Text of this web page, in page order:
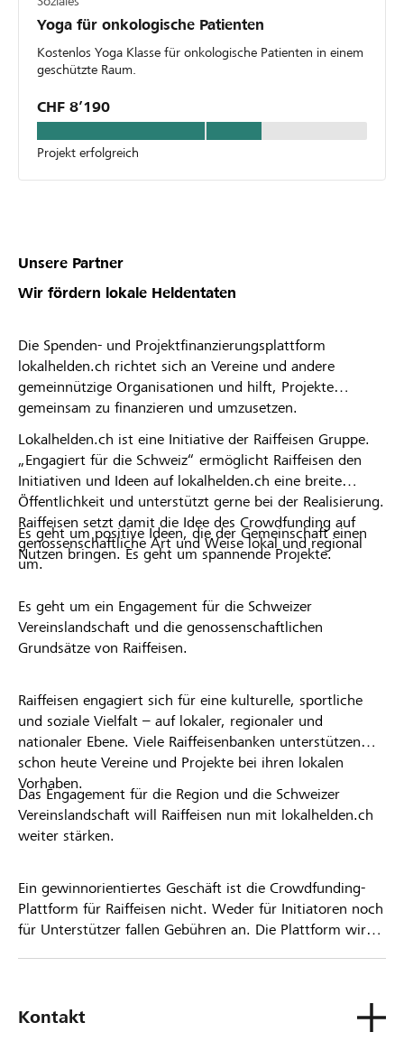
Yoga für onkologische Patienten
Kostenlos Yoga Klasse für onkologische Patienten in einem
geschützte Raum.
CHF 8’190
Projekt erfolgreich
Unsere Partner
Wir fördern lokale Heldentaten
Die Spenden- und Projektfinanzierungsplattform
lokalhelden.ch richtet sich an Vereine und andere
gemeinnützige Organisationen und hilft, Projekte
gemeinsam zu finanzieren und umzusetzen.
Lokalhelden.ch ist eine Initiative der Raiffeisen Gruppe.
„Engagiert für die Schweiz“ ermöglicht Raiffeisen den
Initiativen und Ideen auf lokalhelden.ch eine breite
Öffentlichkeit und unterstützt gerne bei der Realisierung.
Raiffeisen setzt damit die Idee des Crowdfunding auf
genossenschaftliche Art und Weise lokal und regional
um.
Es geht um positive Ideen, die der Gemeinschaft einen
Nutzen bringen. Es geht um spannende Projekte.
Es geht um ein Engagement für die Schweizer
Vereinslandschaft und die genossenschaftlichen
Grundsätze von Raiffeisen.
Raiffeisen engagiert sich für eine kulturelle, sportliche
und soziale Vielfalt – auf lokaler, regionaler und
nationaler Ebene. Viele Raiffeisenbanken unterstützen
schon heute Vereine und Projekte bei ihren lokalen
Vorhaben.
Das Engagement für die Region und die Schweizer
Vereinslandschaft will Raiffeisen nun mit lokalhelden.ch
weiter stärken.
Ein gewinnorientiertes Geschäft ist die Crowdfunding-
Plattform für Raiffeisen nicht. Weder für Initiatoren noch
für Unterstützer fallen Gebühren an. Die Plattform wird
Kontakt